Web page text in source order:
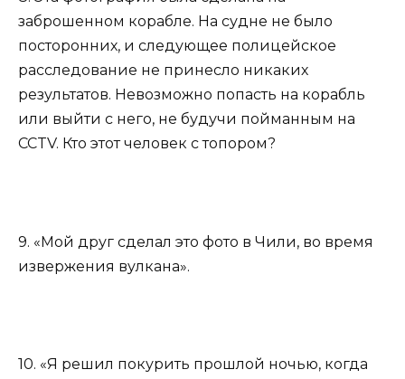
заброшенном корабле. На судне не было
посторонних, и следующее полицейское
расследование не принесло никаких
результатов. Невозможно попасть на корабль
или выйти с него, не будучи пойманным на
CCTV. Кто этот человек с топором?
9. «Мой друг сделал это фото в Чили, во время
извержения вулкана».
10. «Я решил покурить прошлой ночью, когда